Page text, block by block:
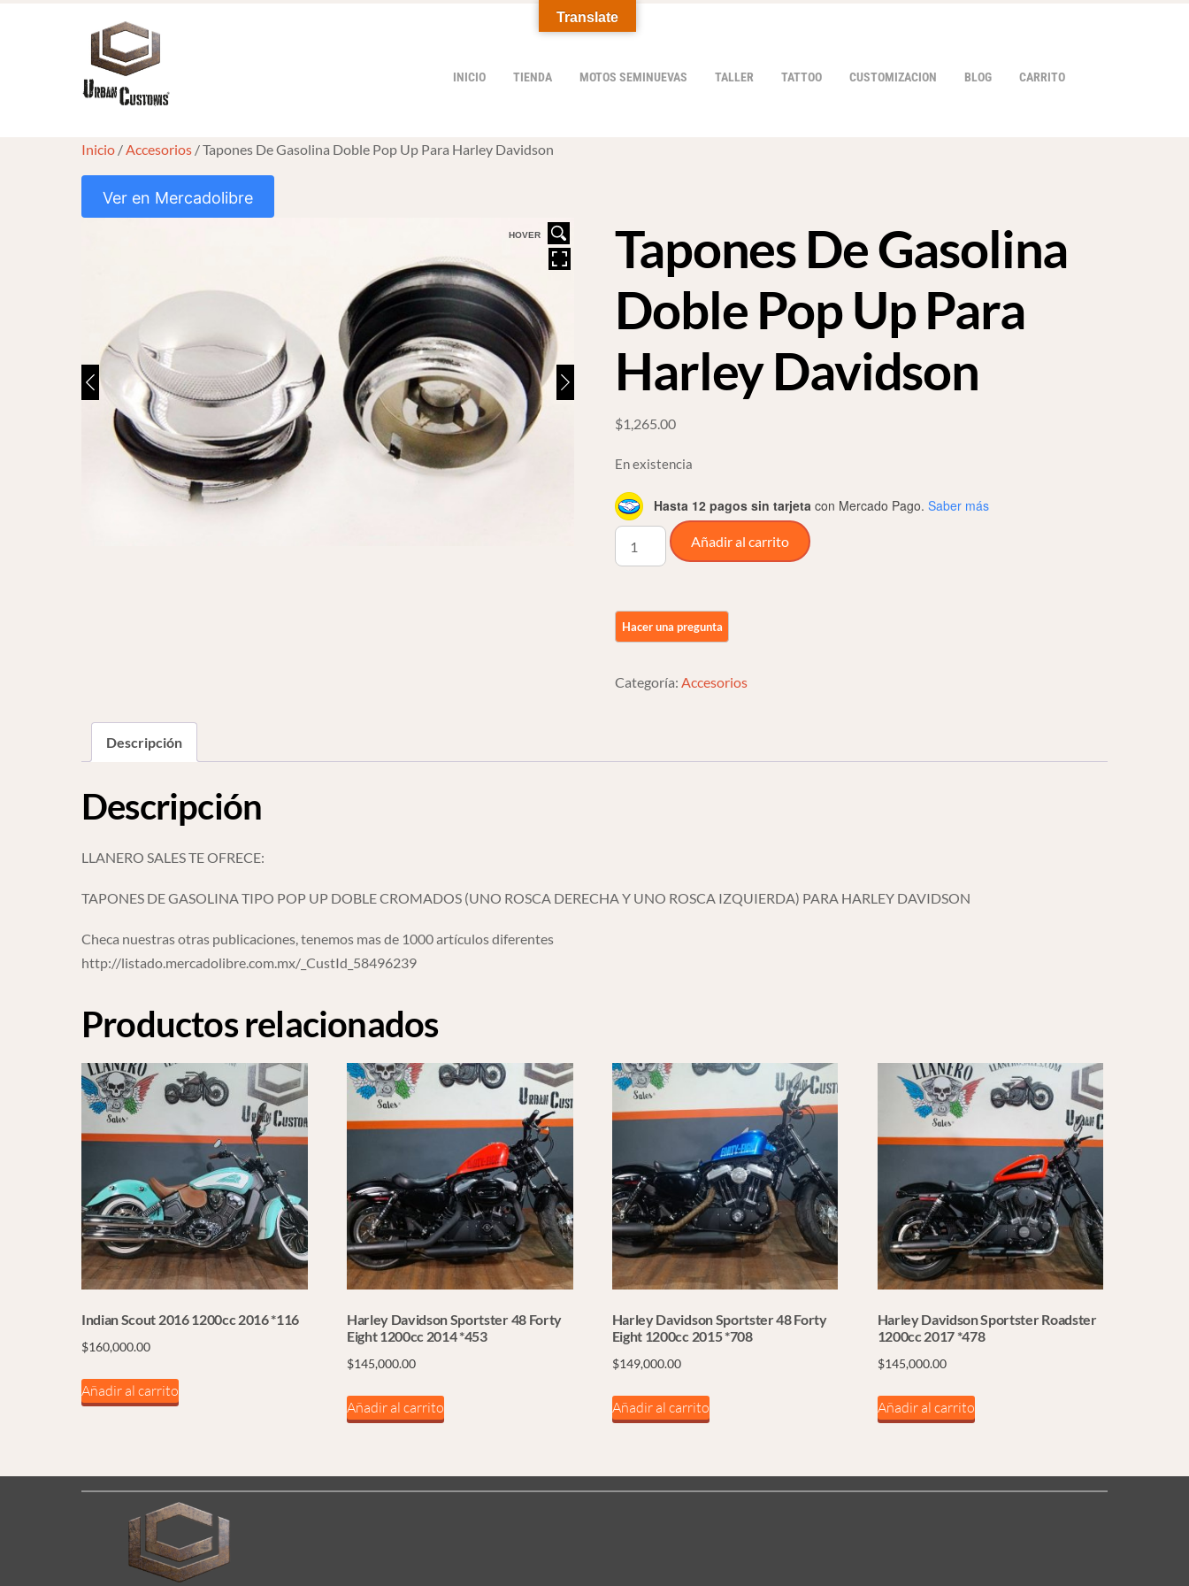
INICIO TIENDA MOTOS SEMINUEVAS TALLER TATTOO CUSTOMIZACION BLOG CARRITO
Inicio /Accesorios / Tapones De Gasolina Doble Pop Up Para Harley Davidson
Ver en Mercadolibre
HOVER HOVER
Tapones De Gasolina
Doble Pop Up Para
Harley Davidson
$1,265.00
En existencia
Hasta 12 pagos sin tarjeta con Mercado Pago. Saber más
Tapones
De
Pop
Para
Añadir al carrito
Categoría:Accesorios
Descripción
Descripción
LLANERO SALES TE OFRECE:
TAPONES DE GASOLINA TIPO POP UP DOBLE CROMADOS (UNO ROSCA DERECHA Y UNO ROSCA IZQUIERDA) PARA HARLEY DAVIDSON
Checa nuestras otras publicaciones, tenemos mas de 1000 artículos diferentes
http://listado.mercadolibre.com.mx/_CustId_58496239
Productos relacionados
Indian Scout 2016 1200cc 2016 *116
$160,000.00
Añadir al carrito
Harley Davidson Sportster 48 Forty
Eight 1200cc 2014 *453
$145,000.00
Añadir al carrito
Harley Davidson Sportster 48 Forty
Eight 1200cc 2015 *708
$149,000.00
Añadir al carrito
Harley Davidson Sportster Roadster
1200cc 2017 *478
$145,000.00
Añadir al carrito
Translate